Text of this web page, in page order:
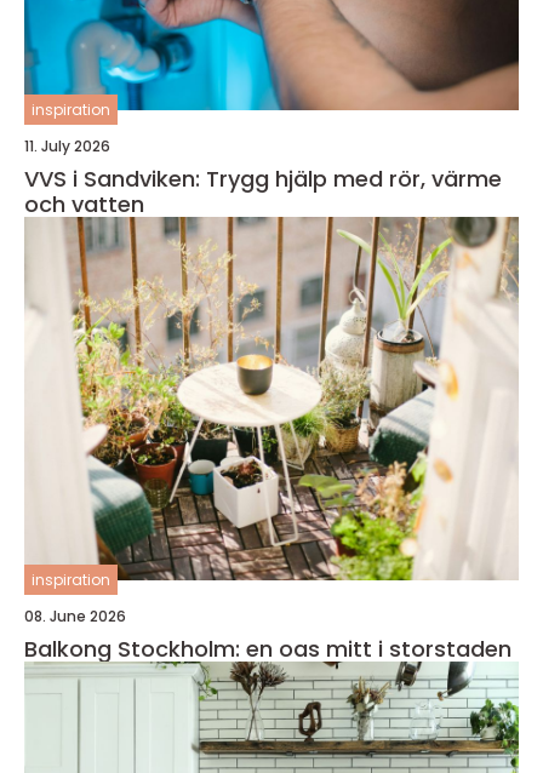
inspiration
11. July 2026
VVS i Sandviken: Trygg hjälp med rör, värme
och vatten
inspiration
08. June 2026
Balkong Stockholm: en oas mitt i storstaden